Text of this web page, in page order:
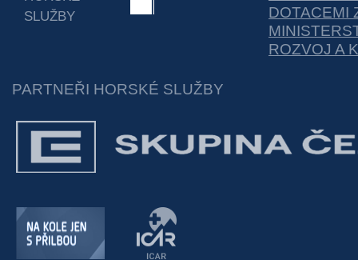
SLUŽBY
DOTACEMI
ROZVOJ A
PARTNEŘI HORSKÉ SLUŽBY